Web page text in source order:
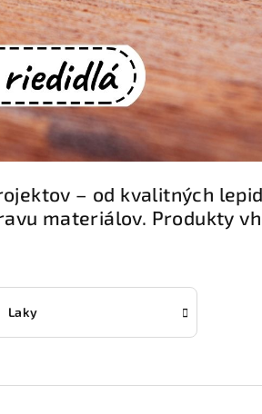
– od kvalitných
materiálov. Produkty
Laky